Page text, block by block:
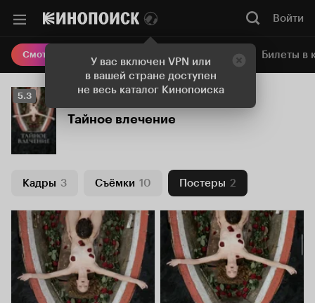
У вас включен VPN или
в вашей стране доступен
не весь каталог Кинопоиска
Войти
Смотреть кино Онлайн-кинотеатр Билеты в
Рейтинг
Кинопоиска
5.3
5.3
Тайное влечение
Кадры 3 Съёмки 10 Постеры 2